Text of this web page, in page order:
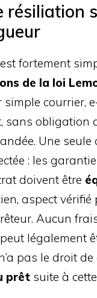
résiliation
fortement
de la loi
simple courrier,
sans obligation
Une seule
: les
doivent être
aspect vérifié
Aucun
légalement
pas le droit
prêt suite à